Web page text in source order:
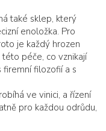
také sklep, který
enoložka. Pro
je každý hrozen
péče, co vznikají
firemní filozofií a s
ve vinici, a řízení
pro každou odrůdu,